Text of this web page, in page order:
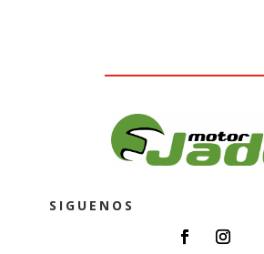
SIGUENOS